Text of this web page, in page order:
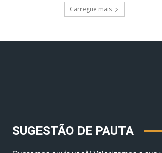
Carregue mais
SUGESTÃO DE PAUTA